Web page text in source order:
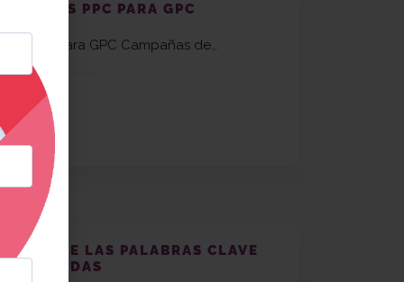
PPC PARA GPC
PPC para GPC Campañas de…
95% DE LAS PALABRAS CLAVE